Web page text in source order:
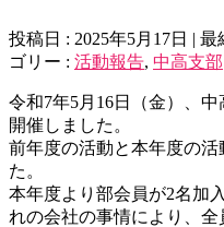
投稿日 : 2025年5月17日 最
ゴリー : 活動報告, 中高支部
令和7年5月16日（金）、
開催しました。
前年度の活動と本年度の
た。
本年度より部会員が2名加
れの会社の事情により、